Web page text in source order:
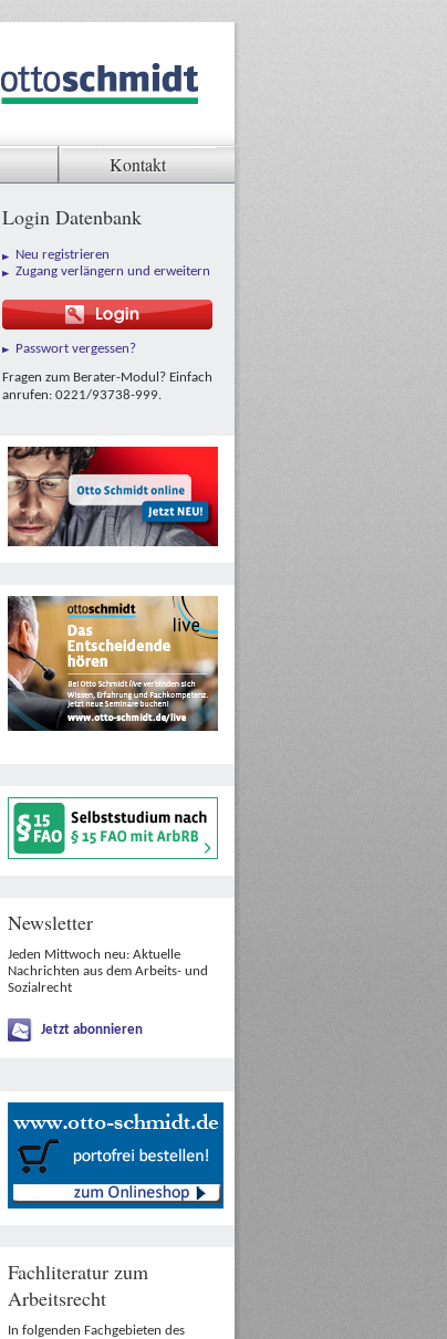
Kontakt
Login Datenbank
Neu registrieren
Zugang verlängern und erweitern
Passwort vergessen?
Fragen zum Berater-Modul? Einfach
anrufen: 0221/93738-999.
Newsletter
Jeden Mittwoch neu: Aktuelle
Nachrichten aus dem Arbeits- und
Sozialrecht
Jetzt abonnieren
Fachliteratur zum
Arbeitsrecht
In folgenden Fachgebieten des